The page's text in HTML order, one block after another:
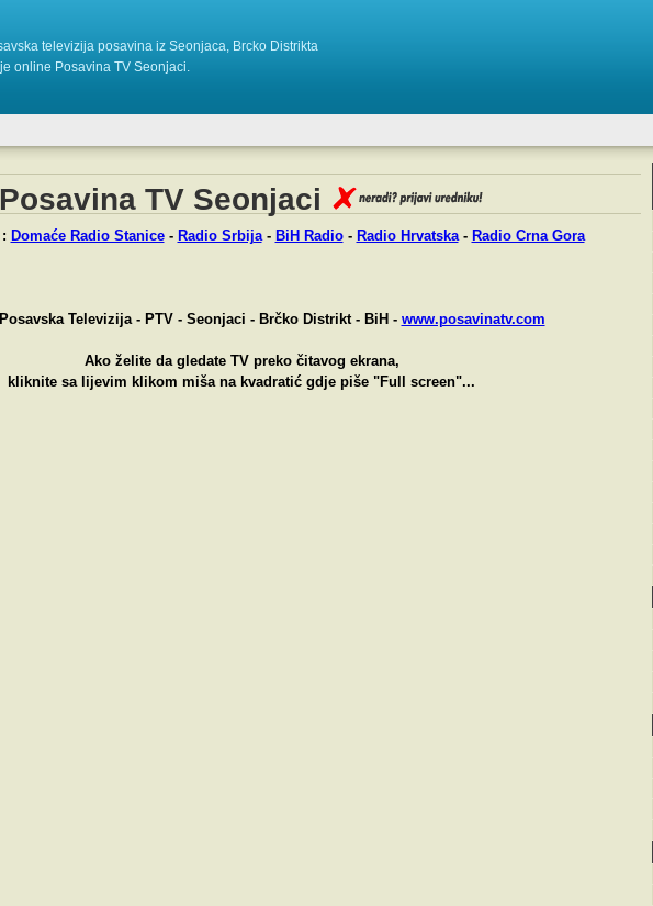
televizija posavina iz Seonjaca, Brcko Distrikta
online Posavina TV Seonjaci.
Posavina TV Seonjaci
Domaće Radio Stanice- Radio Srbija- BiH Radio- Radio Hrvatska- Radio Crna Gora
Posavska Televizija - PTV - Seonjaci - Brčko Distrikt - BiH - www.posavinatv.com
Ako želite da gledate TV preko čitavog ekrana,
kliknite sa lijevim klikom miša na kvadratić gdje piše "Full screen"...